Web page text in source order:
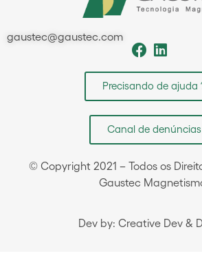
gaustec@gaustec.com
Precisando de ajuda
Canal de denúncias
© Copyright 2021 – Todos os
Gaustec
Dev by: Creative Dev &